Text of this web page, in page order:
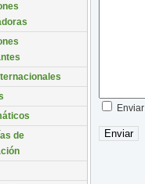
de
Enviar